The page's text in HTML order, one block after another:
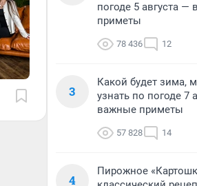
погоде 5 августа —
приметы
78 436 12
3
Какой будет зима,
узнать по погоде 7
важные приметы
57 828 14
4
Пирожное